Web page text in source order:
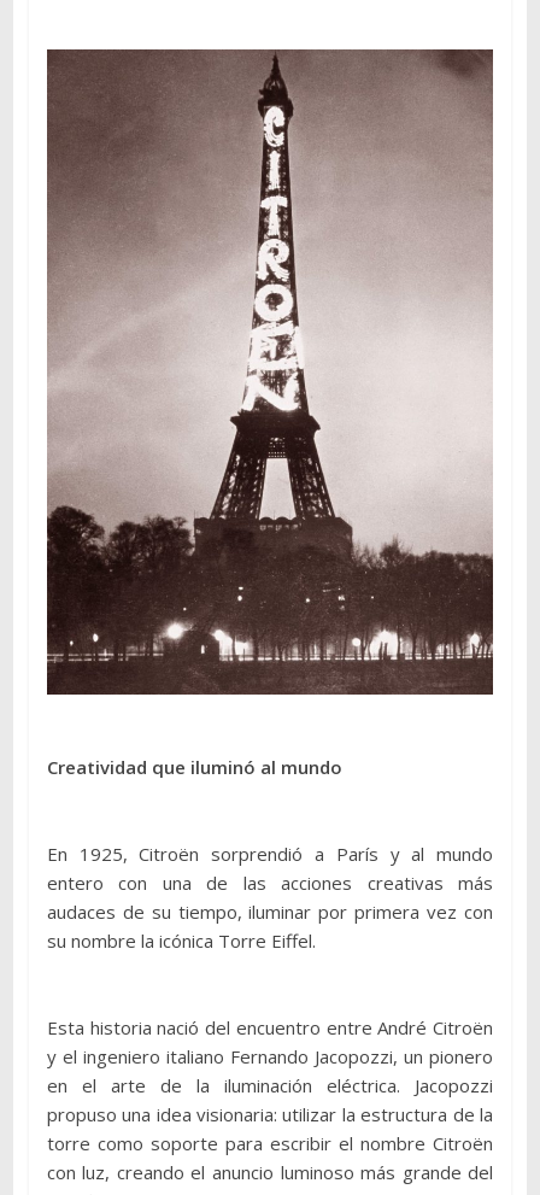
Creatividad que iluminó al mundo
En 1925, Citroën sorprendió a París y al mundo
entero con una de las acciones creativas más
audaces de su tiempo, iluminar por primera vez con
su nombre la icónica Torre Eiffel.
Esta historia nació del encuentro entre André Citroën
y el ingeniero italiano Fernando Jacopozzi, un pionero
en el arte de la iluminación eléctrica. Jacopozzi
propuso una idea visionaria: utilizar la estructura de la
torre como soporte para escribir el nombre Citroën
con luz, creando el anuncio luminoso más grande del